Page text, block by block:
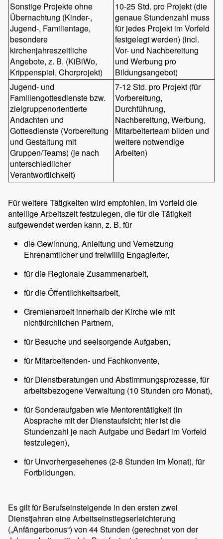
Sonstige Projekte ohne
Übernachtung (Kinder-,
Jugend-, Familientage,
besondere
kirchenjahreszeitliche
Angebote, z. B. (KiBiWo,
Krippenspiel, Chorprojekt)
10-25 Std. pro Projekt (die
genaue Stundenzahl muss
für jedes Projekt im Vorfeld
festgelegt werden) (incl.
Vor- und Nachbereitung
und Werbung pro
Bildungsangebot)
Jugend- und
Familiengottesdienste bzw.
zielgruppenorientierte
Andachten und
Gottesdienste (Vorbereitung
und Gestaltung mit
Gruppen/Teams) (je nach
unterschiedlicher
Verantwortlichkeit)
7-12 Std. pro Projekt (für
Vorbereitung,
Durchführung,
Nachbereitung, Werbung,
Mitarbeiterteam bilden und
weitere notwendige
Arbeiten)
Für weitere Tätigkeiten wird empfohlen, im Vorfeld die
anteilige Arbeitszeit festzulegen, die für die Tätigkeit
aufgewendet werden kann, z. B. für
die Gewinnung, Anleitung und Vernetzung
Ehrenamtlicher und freiwillig Engagierter,
für die Regionale Zusammenarbeit,
für die Öffentlichkeitsarbeit,
Gremienarbeit innerhalb der Kirche wie mit
nichtkirchlichen Partnern,
für Besuche und seelsorgende Aufgaben,
für Mitarbeitenden- und Fachkonvente,
für Dienstberatungen und Abstimmungsprozesse, für
arbeitsbezogene Verwaltung (10 Stunden pro Monat),
für Sonderaufgaben wie Mentorentätigkeit (in
Absprache mit der Dienstaufsicht; hier ist die
Stundenzahl je nach Aufgabe und Bedarf im Vorfeld
festzulegen),
für Unvorhergesehenes (2-8 Stunden im Monat), für
Fortbildungen.
Es gilt für Berufseinsteigende in den ersten zwei
Dienstjahren eine Arbeitseinstiegserleichterung
(„Anfängerbonus“) von 44 Stunden (gerechnet von der